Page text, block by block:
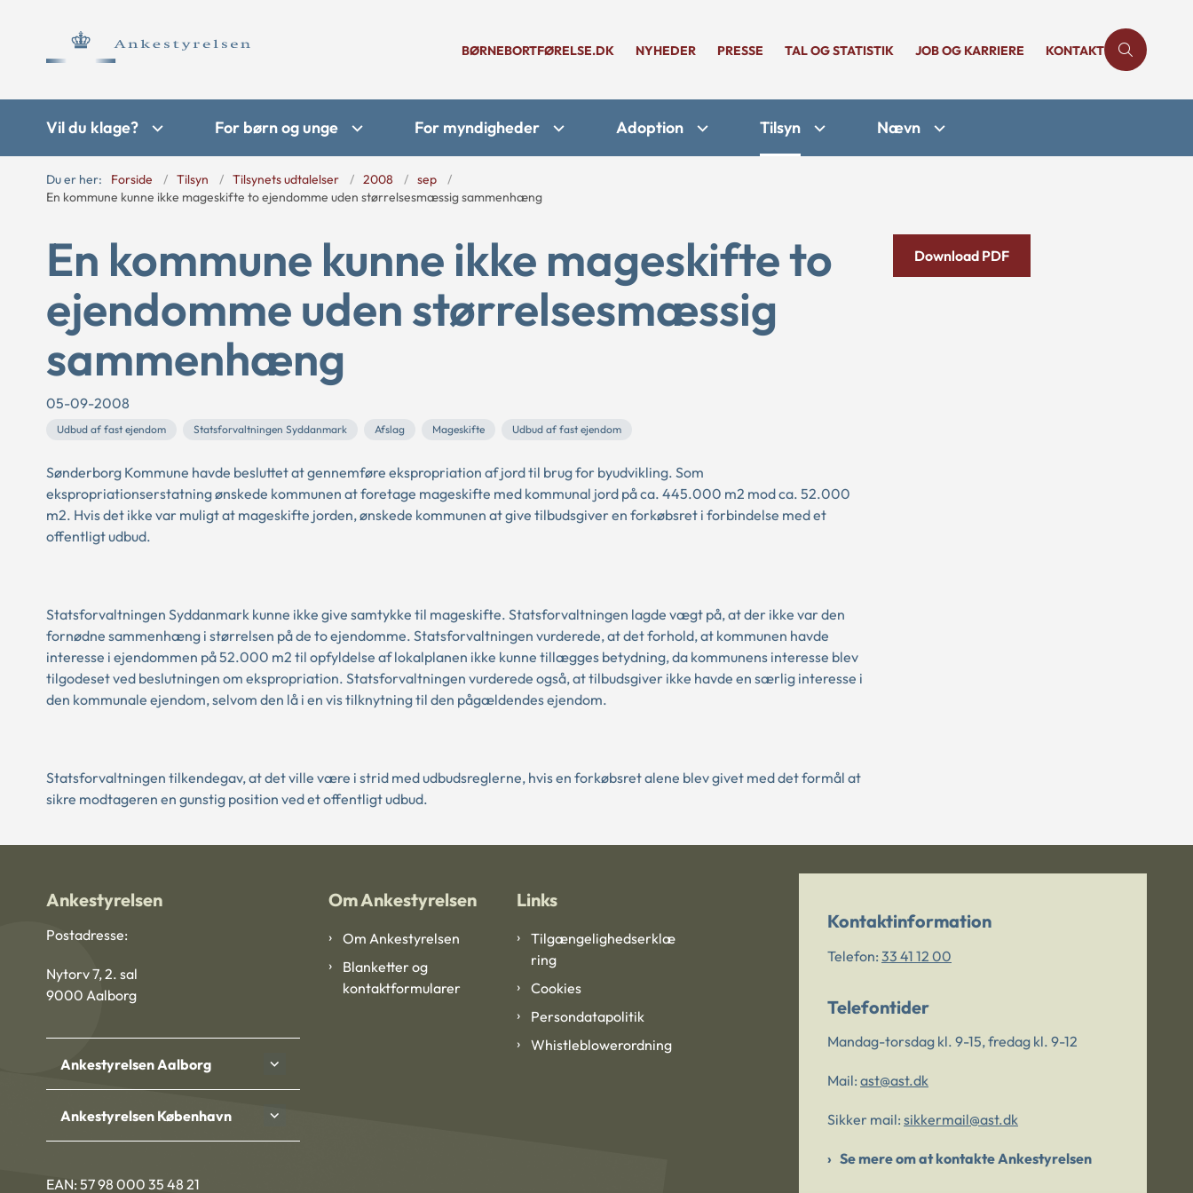
BØRNEBORTFØRELSE.DK NYHEDER PRESSE TAL OG STATISTIK JOB OG KARRIERE KONTAKT
Vil du klage? For børn og unge For myndigheder Adoption Tilsyn Nævn
Du er her: Forside Tilsyn Tilsynets udtalelser 2008
sep
En kommune kunne ikke mageskifte to ejendomme uden størrelsesmæssig sammenhæng
En kommune kunne ikke mageskifte to
ejendomme uden størrelsesmæssig
sammenhæng
05-09-2008
Udbud af fast ejendom Statsforvaltningen Syddanmark Afslag Mageskifte Udbud af fast ejendom
Sønderborg Kommune havde besluttet at gennemføre ekspropriation af jord til brug for byudvikling. Som
ekspropriationserstatning ønskede kommunen at foretage mageskifte med kommunal jord på ca. 445.000 m2 mod ca. 52.000
m2. Hvis det ikke var muligt at mageskifte jorden, ønskede kommunen at give tilbudsgiver en forkøbsret i forbindelse med et
offentligt udbud.
Statsforvaltningen Syddanmark kunne ikke give samtykke til mageskifte. Statsforvaltningen lagde vægt på, at der ikke var den
fornødne sammenhæng i størrelsen på de to ejendomme. Statsforvaltningen vurderede, at det forhold, at kommunen havde
interesse i ejendommen på 52.000 m2 til opfyldelse af lokalplanen ikke kunne tillægges betydning, da kommunens interesse blev
tilgodeset ved beslutningen om ekspropriation. Statsforvaltningen vurderede også, at tilbudsgiver ikke havde en særlig interesse i
den kommunale ejendom, selvom den lå i en vis tilknytning til den pågældendes ejendom.
Statsforvaltningen tilkendegav, at det ville være i strid med udbudsreglerne, hvis en forkøbsret alene blev givet med det formål at
sikre modtageren en gunstig position ved et offentligt udbud.
Download PDF
Ankestyrelsen
Postadresse:
Nytorv 7, 2. sal
9000 Aalborg
Ankestyrelsen Aalborg
Ankestyrelsen København
EAN: 57 98 000 35 48 21
Om Ankestyrelsen
Om Ankestyrelsen
Blanketter og
kontaktformularer
Links
Tilgængelighedserklæ
ring
Cookies
Persondatapolitik
Whistleblowerordning
Kontaktinformation
Telefon: 33 41 12 00
Telefontider
Mandag-torsdag kl. 9-15, fredag kl. 9-12
Mail: ast@ast.dk
Sikker mail: sikkermail@ast.dk
Se mere om at kontakte Ankestyrelsen